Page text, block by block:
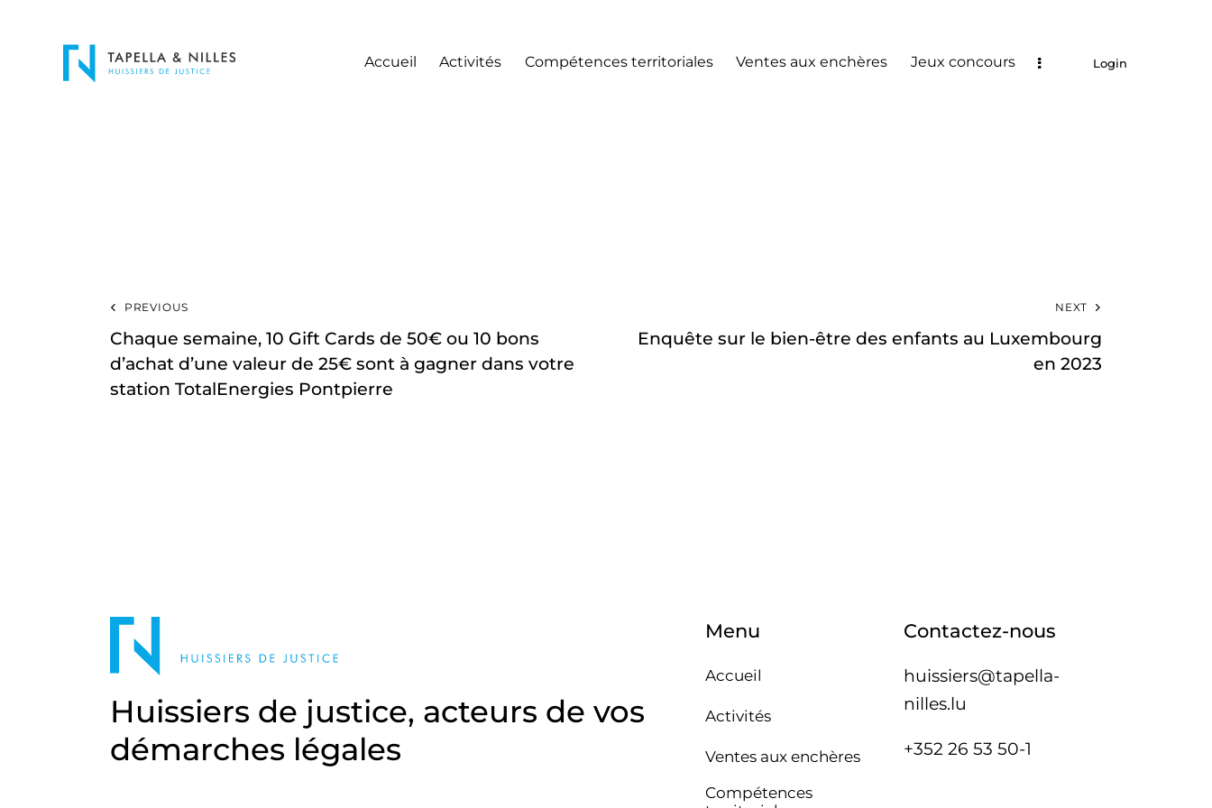
Accueil Activités Compétences territoriales Ventes aux enchères Jeux concours Login
PREVIOUS
Chaque semaine, 10 Gift Cards de 50€ ou 10 bons
d’achat d’une valeur de 25€ sont à gagner dans votre
station TotalEnergies Pontpierre
NEXT
Enquête sur le bien-être des enfants au Luxembourg
en 2023
Huissiers de justice, acteurs de vos
démarches légales
Menu
Accueil
Activités
Ventes aux enchères
Compétences
Contactez-nous
huissiers@tapella-
nilles.lu
+352 26 53 50-1